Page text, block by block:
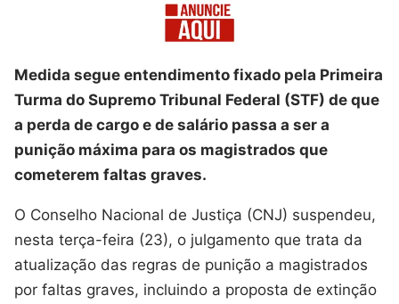
Medida segue entendimento fixado pela Primeira
Turma do Supremo Tribunal Federal (STF) de que
a perda de cargo e de salário passa a ser a
punição máxima para os magistrados que
cometerem faltas graves.
O Conselho Nacional de Justiça (CNJ) suspendeu,
nesta terça-feira (23), o julgamento que trata da
atualização das regras de punição a magistrados
por faltas graves, incluindo a proposta de extinção